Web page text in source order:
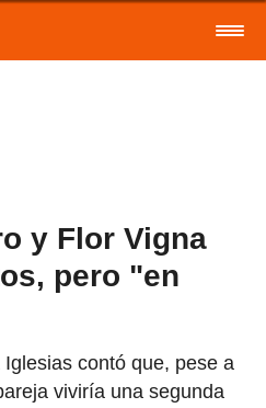
y Flor Vigna
pero "en
contó que, pese a
viviría una segunda